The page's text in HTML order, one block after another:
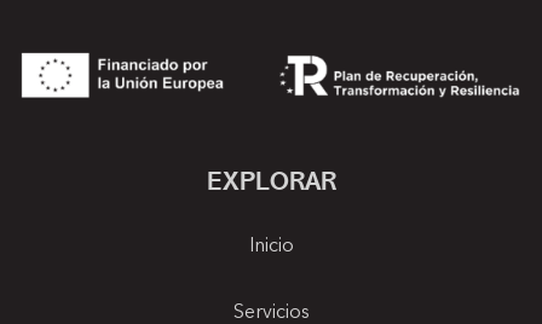
EXPLORAR
Inicio
Servicios